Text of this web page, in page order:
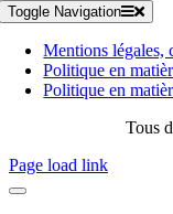
Toggle Navigation
Mentions légales,
Politique en
Politique en
Tous
Page load link